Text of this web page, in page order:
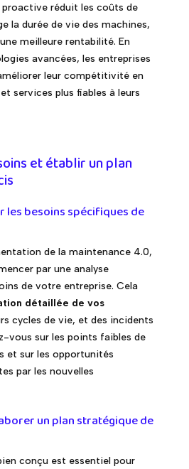
réduit les coûts de
la durée de vie des machines,
meilleure rentabilité. En
avancées, les entreprises
leur compétitivité en
services plus fiables à leurs
et établir un plan
besoins spécifiques de
de la maintenance 4.0,
par une analyse
de votre entreprise. Cela
détaillée de vos
cycles de vie, et des incidents
vous sur les points faibles de
et sur les opportunités
par les nouvelles
un plan stratégique de
conçu est essentiel pour